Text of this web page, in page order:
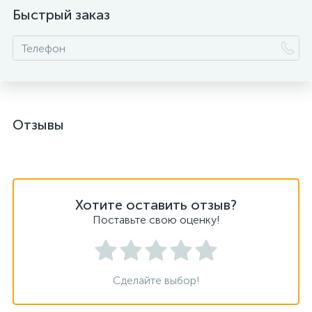
Быстрый заказ
Отзывы
Хотите оставить отзыв?
Поставьте свою оценку!
Сделайте выбор!